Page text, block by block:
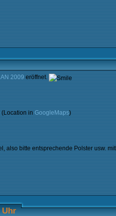
2009 eröffnet.
in GoogleMaps)
also bitte entsprechende Polster usw.
Uhr